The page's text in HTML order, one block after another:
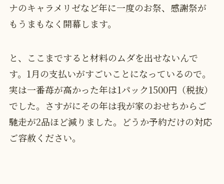
ナのキャラメリゼなど年に一度のお祭、感謝祭が
もうまもなく開幕します。
と、ここまですると材料のムダを出せないんで
す。1月の支払いがすごいことになっているので。
実は一番苺が高かった年は1パック1500円（税抜）
でした。さすがにその年は我が家のおせちからご
馳走が2品ほど減りました。どうか予約だけの対応
ご容赦ください。